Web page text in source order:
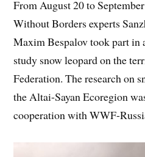
From August 20 to
Without Borders experts
Maxim Bespalov took part in
study snow leopard on the
Federation. The research on
the Altai-Sayan Ecoregion
cooperation with WWF-